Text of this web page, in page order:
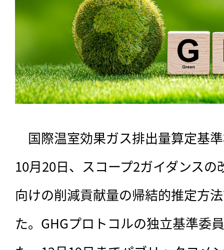
国際温室効果ガス排出量算定基
10月20日、スコープ2ガイダンス
向けの削減貢献量の帰結的推定方
た。GHGプロトコルの独立基準委